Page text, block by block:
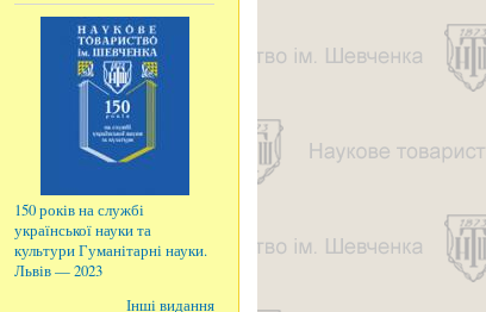
150 років на службі
української науки та
культури Гуманітарні науки.
Львів — 2023
Інші видання